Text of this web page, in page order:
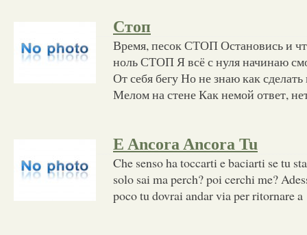
Стоп
Время, песок СТОП Остановись и
ноль СТОП Я всё с нуля начинаю
От себя бегу Но не знаю как
Мелом на стене Как немой ответ,
E Ancora Ancora Tu
Che senso ha toccarti e baciarti se tu
solo sai ma perch? poi cerchi me?
poco tu dovrai andar via per ritornare a